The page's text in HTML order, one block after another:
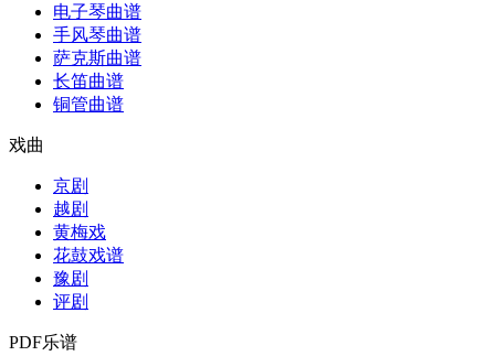
电子琴曲谱
手风琴曲谱
萨克斯曲谱
长笛曲谱
铜管曲谱
戏曲
京剧
越剧
黄梅戏
花鼓戏谱
豫剧
评剧
PDF乐谱